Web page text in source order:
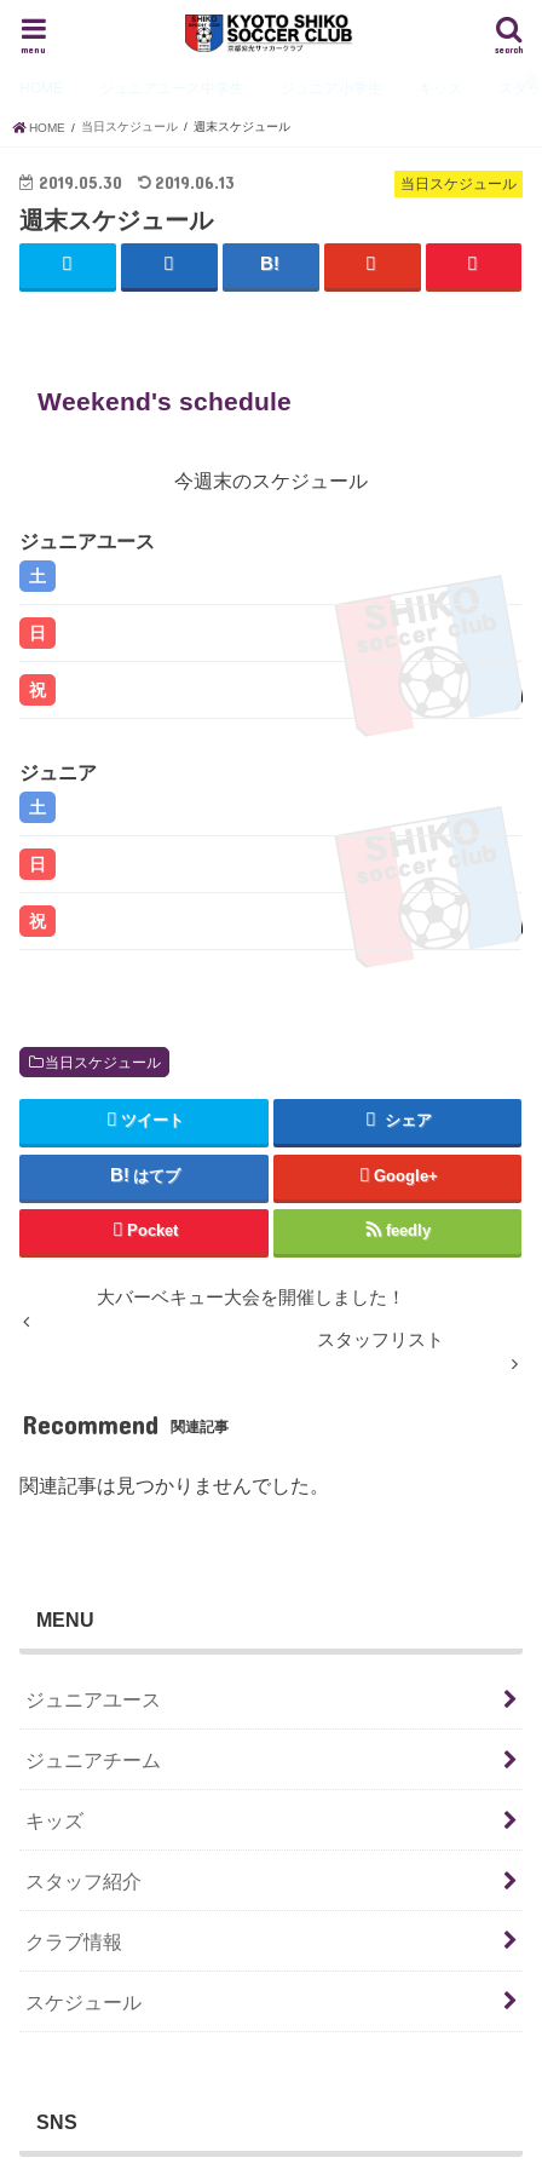
search
menu
HOME 当日スケジュール 週末スケジュール
当日スケジュール
2019.05.30 2019.06.13
週末スケジュール
Weekend's schedule
今週末のスケジュール
ジュニアユース
土
日
祝
ジュニア
土
日
祝
当日スケジュール
ツイート シェア
はてブ Google+
Pocket feedly
大バーベキュー大会を開催しました！
スタッフリスト
Recommend 関連記事
関連記事は見つかりませんでした。
MENU
ジュニアユース
ジュニアチーム
キッズ
スタッフ紹介
クラブ情報
スケジュール
SNS